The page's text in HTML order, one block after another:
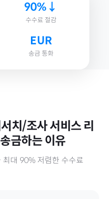
90%↓
수수료 절감
EUR
송금 통화
치/조사 서비스 리
송금하는 이유
대 90% 저렴한 수수료